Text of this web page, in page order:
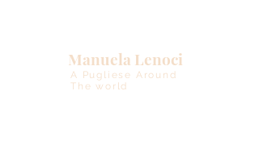
A Pugliese Around
The world
Manuela Lenoci